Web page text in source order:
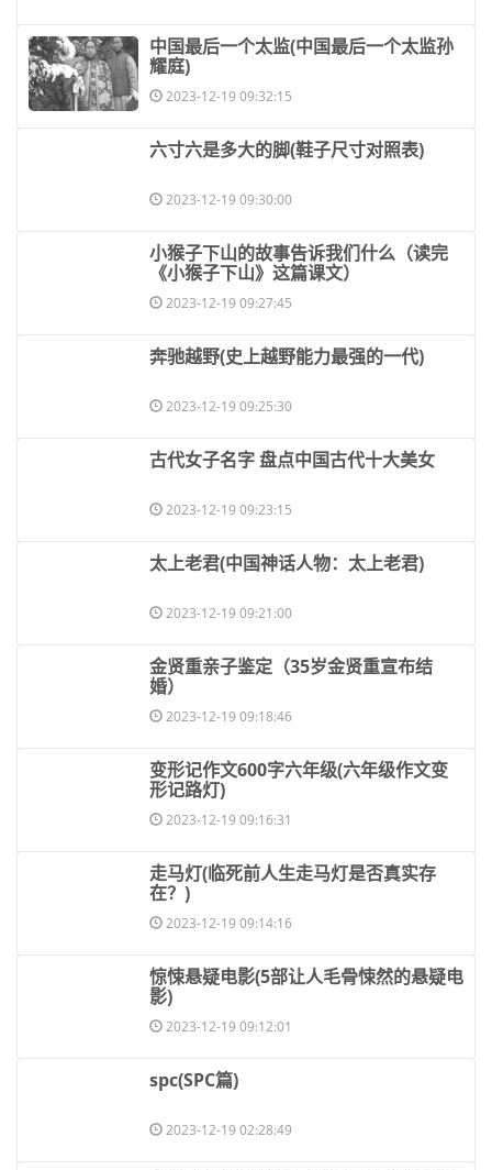
​中国最后一个太监(中国最后一个太监孙
耀庭)
2023-12-19 09:32:15
​六寸六是多大的脚(鞋子尺寸对照表)
2023-12-19 09:30:00
​小猴子下山的故事告诉我们什么（读完
《小猴子下山》这篇课文）
2023-12-19 09:27:45
​奔驰越野(史上越野能力最强的一代)
2023-12-19 09:25:30
​古代女子名字 盘点中国古代十大美女
2023-12-19 09:23:15
​太上老君(中国神话人物：太上老君)
2023-12-19 09:21:00
​金贤重亲子鉴定（35岁金贤重宣布结
婚）
2023-12-19 09:18:46
​变形记作文600字六年级(六年级作文变
形记路灯)
2023-12-19 09:16:31
​走马灯(临死前人生走马灯是否真实存
在？)
2023-12-19 09:14:16
​惊悚悬疑电影(5部让人毛骨悚然的悬疑电
影)
2023-12-19 09:12:01
​spc(SPC篇)
2023-12-19 02:28:49